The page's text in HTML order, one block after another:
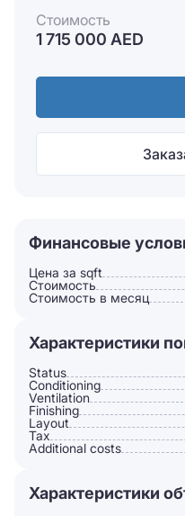
Стоимость
1 715 000 AED
Финансовые
Цена за sqft
Стоимость
Стоимость в месяц
Характеристики
Status
Conditioning
Ventilation
Finishing
Layout
Tax
Additional costs
Характеристики